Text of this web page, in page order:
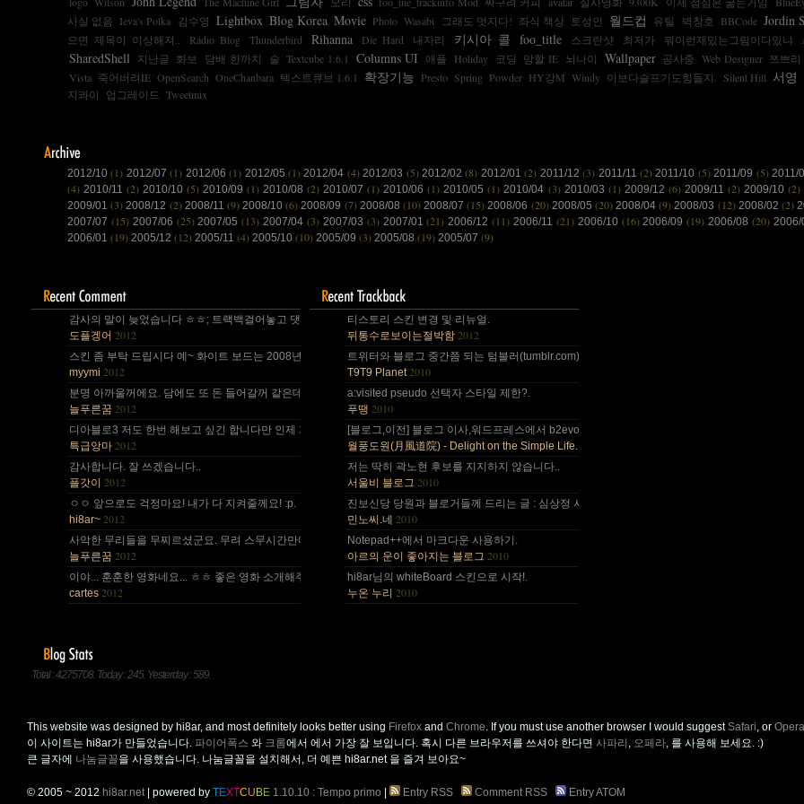
사실 없음 Ieva's Polka 김수영 Lightbox Blog Korea Movie Photo Wasabi 그래도 멋지다! 좌식 책상 토성인 월드컵 유틸 벽창호 BBCode Jordin
으면 제목이 이상해져..
Radio Blog Thunderbird Rihanna Die Hard 내자리 키시아 콜 foo_title 스크린샷 최저가 뭐이런재밌는그림이다있냐
SharedShell 지난글 화보 담배 한까치 술 Textcube 1.6.1 Columns UI 애플 Holiday 코딩 망할 IE 뇌나이 Wallpaper 공사중 Web Designer 쯔쁘리
Vista 죽어버려IE OpenSearch OneChanbara 텍스트큐브 1.6.1 확장기능 Presto Spring Powder HY강M Windy 이보다슬프기도힘들지. Silent Hill 서영
지콰이
업그레이드 Tweetmix
2012/10(1) 2012/07(1) 2012/06(1) 2012/05 (1) 2012/04 (4) 2012/03 (5) 2012/02(8) 2012/01(2) 2011/12(3) 2011/11(2) 2011/10 (5) 2011/09 (5) 2011/
(4) 2010/11(2) 2010/10(5) 2010/09(1) 2010/08(2) 2010/07(1) 2010/06(1) 2010/05(1) 2010/04 (3) 2010/03 (1) 2009/12 (6) 2009/11 (2) 2009/10 (2)
2009/01(3) 2008/12 (2) 2008/11 (9) 2008/10(6) 2008/09 (7) 2008/08 (10) 2008/07(15) 2008/06 (20) 2008/05 (20) 2008/04(9) 2008/03 (12) 2008/02 (2)
2007/07 (15) 2007/06 (25) 2007/05(13) 2007/04(3) 2007/03 (3) 2007/01(21) 2006/12(11) 2006/11 (21) 2006/10 (16) 2006/09(19) 2006/08(20) 2006/
2006/01 (19) 2005/12 (12) 2005/11 (4) 2005/10 (10) 2005/09 (3) 2005/08 (19) 2005/07 (9)
감사의 말이 늦었습니다 ㅎㅎ; 트랙백걸어놓고 댓글 쓴다는걸 깜박 ㅎㅎ 감사합니다~~.
도플겡어 2012
스킨 좀 부탁 드립시다 예~ 화이트 보드는 2008년,그리고 4년 넘었네요, 올림픽도 4년에 한번은 열리는....
myymi 2012
분명 아까울꺼에요. 담에도 또 돈 들어갈꺼 같은데.. Mac을 저한테 주면 다음부턴 이런데 돈 들어갈일....
늘푸른꿈 2012
디아블로3 저도 한번 해보고 싶긴 합니다만 인제 게임은 왠지 안땡기네요. 나이가 드는건가;; 예전엔 ....
특급앙마 2012
감사합니다. 잘 쓰겠습니다..
플갓이
2012
ㅇㅇ 앞으로도 걱정마요! 내가 다 지켜줄께요! :p.
hi8ar~ 2012
사악한 무리들을 무찌르셨군요. 무려 스무시간만에... 지구를 지켜주셔서 감사~ :).
늘푸른꿈 2012
이야... 훈훈한 영화네요... ㅎㅎ 좋은 영화 소개해주셔서 감사합니다.^^;.
cartes 2012
티스토리 스킨 변경 및 리뉴얼.
뒤통수로보이는절박함 2012
트위터와 블로그 중간쯤 되는 텀블러(tumblr.com)와 쿠(kooo.net).
T9T9 Planet 2010
a:visited pseudo 선택자 스타일 제한?.
푸땡 2010
[블로그,이전] 블로그 이사,워드프레스에서 b2evo로 블로그 엔진 변경..
월풍도원(月風道院) - Delight on the Simple Life.
저는 딱히 곽노현 후보를 지지하지 않습니다..
서울비 블로그 2010
진보신당 당원과 블로거들께 드리는 글 : 심상정 사퇴에 부쳐.
민노씨.네 2010
Notepad++에서 마크다운 사용하기.
아르의 운이 좋아지는 블로그 2010
hi8ar님의 whiteBoard 스킨으로 시작!.
누온 누리 2010
Total : 4275708. Today : 245. Yesterday : 589.
This website was designed by hi8ar, and most definitely looks better using Firefox and Chrome. If you must use another browser I would suggestSafari, or Opera
이 사이트는 hi8ar가 만들었습니다. 파이어폭스 와 크롬에서 에서 가장 잘 보입니다. 혹시 다른 브라우저를 쓰셔야 한다면 사파리 , 오페라, 를 사용해 보세요. :)
큰 글자에 나눔글꼴을 사용했습니다. 나눔글꼴을 설치해서, 더 예쁜 hi8ar.net 을 즐겨 보아요~
© 2005 ~ 2012 hi8ar.net| powered by TEXTCU BE 1.10.10 : Tempo primo Entry RSS Comment RSS Entry ATOM